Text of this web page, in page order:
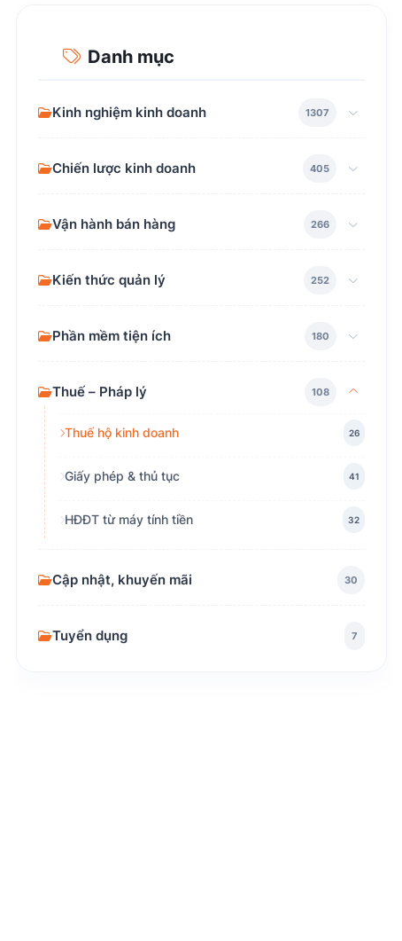
Danh mục
Kinh nghiệm kinh doanh 1307
Chiến lược kinh doanh 405
Vận hành bán hàng 266
Kiến thức quản lý 252
Phần mềm tiện ích 180
Thuế – Pháp lý 108
Thuế hộ kinh doanh 26
Giấy phép & thủ tục 41
HĐĐT từ máy tính tiền 32
Cập nhật, khuyến mãi 30
Tuyển dụng 7